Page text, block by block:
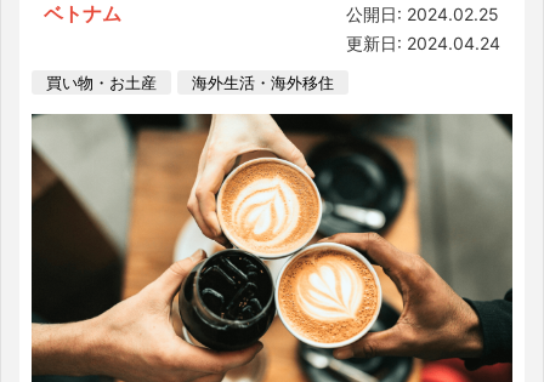
ベトナム
公開日: 2024.02.25
更新日: 2024.04.24
買い物・お土産 海外生活・海外移住